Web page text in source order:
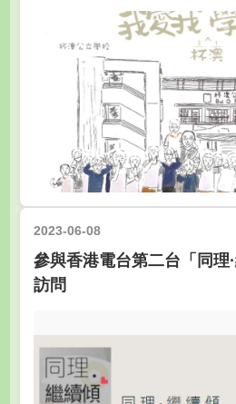
2023-06-08
參與香港電台第二台「同理
訪問